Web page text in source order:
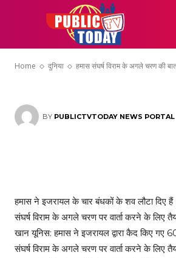
Home दुनिया हमास संघर्ष विराम के अगले चरण की
तैयार, दे
BY PUBLICTVTODAY NEWS PORTAL
हमास ने इजरायल के चार बंधकों के शव लौटा दिए
संघर्ष विराम के अगले चरण पर वार्ता करने के लिए
खान यूनिस: हमास ने इजरायल द्वारा कैद किए गए
संघर्ष विराम के अगले चरण पर वार्ता करने के लिए